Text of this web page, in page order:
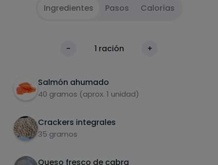
Ingredientes Pasos Calorías
- 1 ración +
Salmón ahumado
40 gramos (aprox. 1 unidad)
Crackers integrales
35 gramos
Queso fresco de cabra
Pesar los ingredientes, colocalarlos al gusto,
condimentar y masticar muy bien